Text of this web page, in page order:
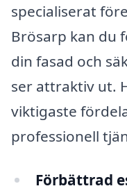
specialiserat
Brösarp kan du
din fasad och
ser attraktiv ut.
viktigaste
professionell
Förbättrad